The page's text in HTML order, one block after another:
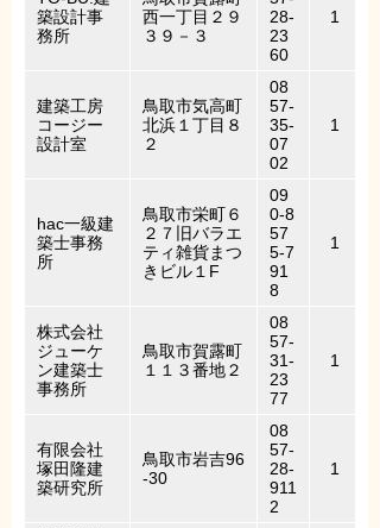
築設計事
務所
西一丁目２９
３９－３
28-
23
60
1
建築工房
コージー
設計室
鳥取市気高町
北浜１丁目８
２
08
57-
35-
07
02
1
hac一級建
築士事務
所
鳥取市栄町６
２７旧バラエ
ティ雑貨まつ
きビル１F
09
0-8
57
5-7
91
8
1
株式会社
ジューケ
ン建築士
事務所
鳥取市賀露町
１１３番地２
08
57-
31-
23
77
1
有限会社
塚田隆建
築研究所
鳥取市岩吉96
-30
08
57-
28-
911
2
1